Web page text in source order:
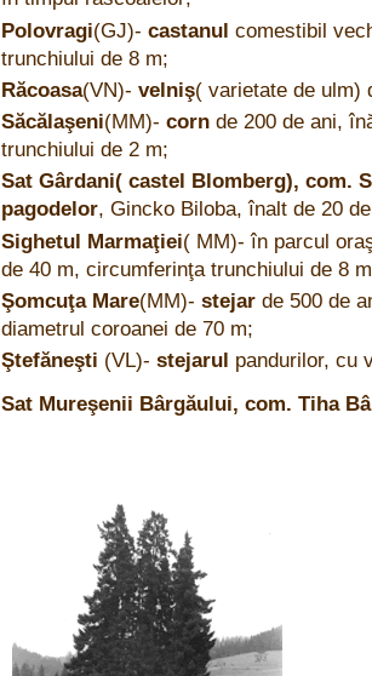
Polovragi(GJ)- castanul comestibil
trunchiului de 8 m;
Răcoasa(VN)- velniş( varietate de ulm)
Săcălaşeni(MM)- corn de 200 de ani,
trunchiului de 2 m;
Sat Gârdani( castel Blomberg), com.
pagodelor, Gincko Biloba, înalt de 20
Sighetul Marmaţiei( MM)- în parcul
de 40 m, circumferinţa trunchiului de 8
Şomcuţa Mare(MM)- stejar de 500 de
diametrul coroanei de 70 m;
Ştefăneşti (VL)- stejarul pandurilor, cu
Sat Mureşenii Bârgăului, com. Tiha